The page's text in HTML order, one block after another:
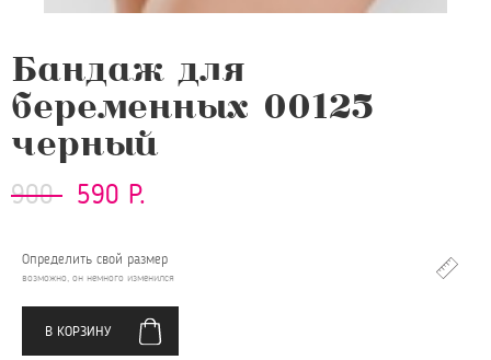
Бандаж для
беременных 00125
черный
900 590 Р.
Определить свой размер
возможно, он немного изменился
В КОРЗИНУ